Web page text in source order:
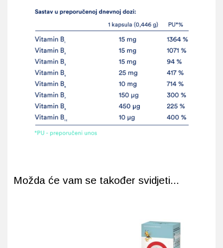
Možda će vam se također svidjeti...